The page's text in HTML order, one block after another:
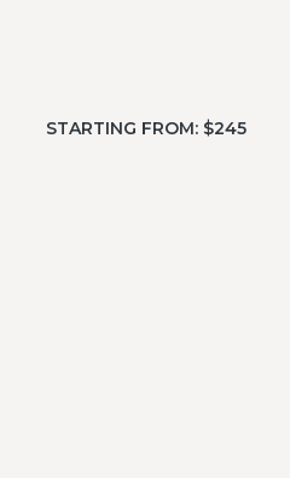
STARTING FROM: $245